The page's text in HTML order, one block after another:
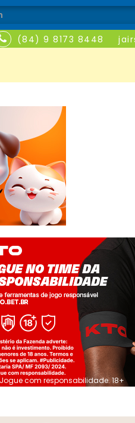
(84) 9 8173 8448
Jogue com responsabilidade. 18+